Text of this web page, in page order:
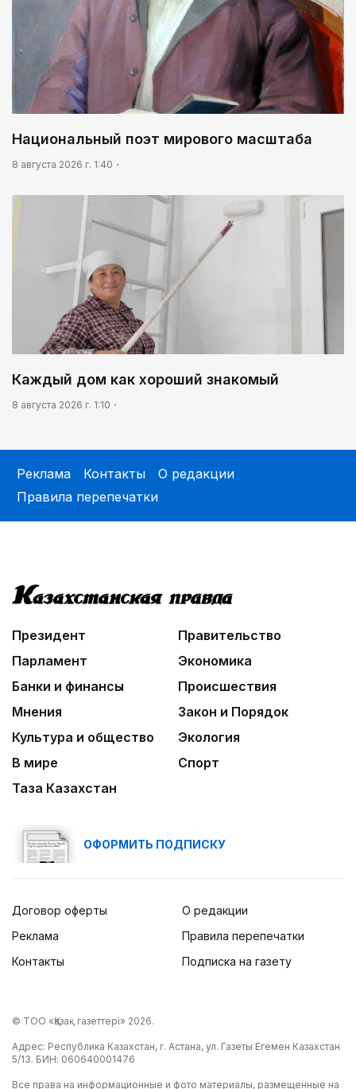
Национальный поэт мирового масштаба
8 августа 2026 г. 1:40
Каждый дом как хороший знакомый
8 августа 2026 г. 1:10
Реклама Контакты
О редакции
Правила перепечатки
Президент
Правительство
Парламент
Экономика
Банки и финансы
Происшествия
Мнения
Закон и Порядок
Культура и общество
Экология
В мире
Спорт
Таза Казахстан
ОФОРМИТЬ ПОДПИСКУ
Договор оферты
Реклама
Контакты
О редакции
Правила перепечатки
Подписка на газету
© ТОО «Қазақ газеттері» 2026.
Адрес: Республика Казахстан, г. Астана, ул. Газеты Егемен Казахстан
5/13. БИН: 060640001476
Все права на информационные и фото материалы, размещенные на